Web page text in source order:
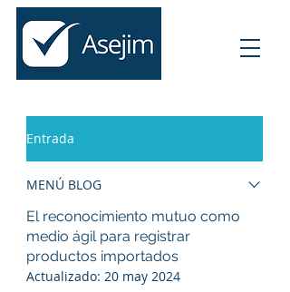
Entrada
MENÚ BLOG
El reconocimiento mutuo como
medio ágil para registrar
productos importados
Actualizado: 20 may 2024